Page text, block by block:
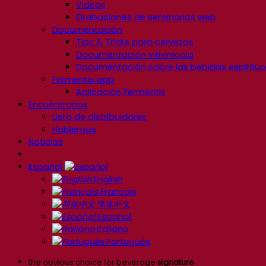
Videos
Grabaciones de seminarios web
Documentación
Tips & Tricks para cervezas
Documentación vitivinícola
Documentación sobre las bebidas
Fermentis app
Aplicación Fermentis
Encuéntranos
Lista de distribuidores
Hablemos
Noticias
Español
English
Français
简体中文
Español
Italiano
Português
the obvious choice for beverage signature